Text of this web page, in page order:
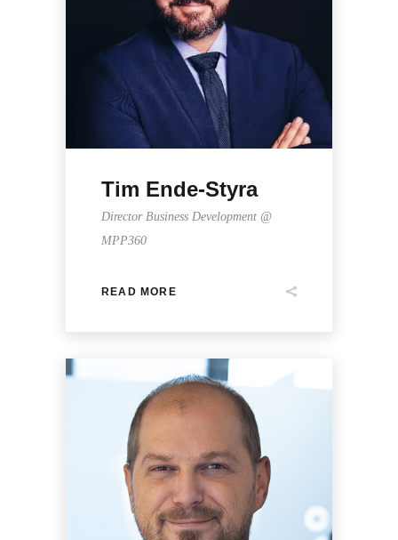
Tim Ende-Styra
Director Business Development @
MPP360
READ MORE